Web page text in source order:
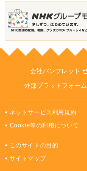
会社パンフレット
外部プラットフォーム
ネットサービス利用規約
Cookie等の利用について
このサイトの目的
サイトマップ